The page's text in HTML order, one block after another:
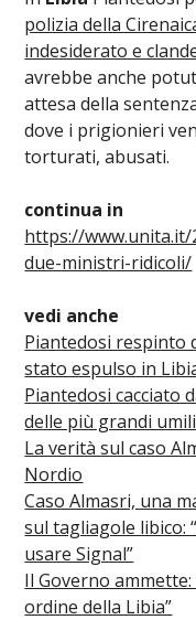
polizia della
indesiderato e
avrebbe anche
attesa della
dove i prigionieri
torturati, abusati.
continua in
https://
due-ministri-ridicoli/
vedi anche
Piantedosi respinto
stato espulso in
Piantedosi cacciato
delle più grandi
La verità sul caso
Nordio
Caso Almasri, una
sul tagliagole libico:
usare Signal”
Il Governo
ordine della Libia”